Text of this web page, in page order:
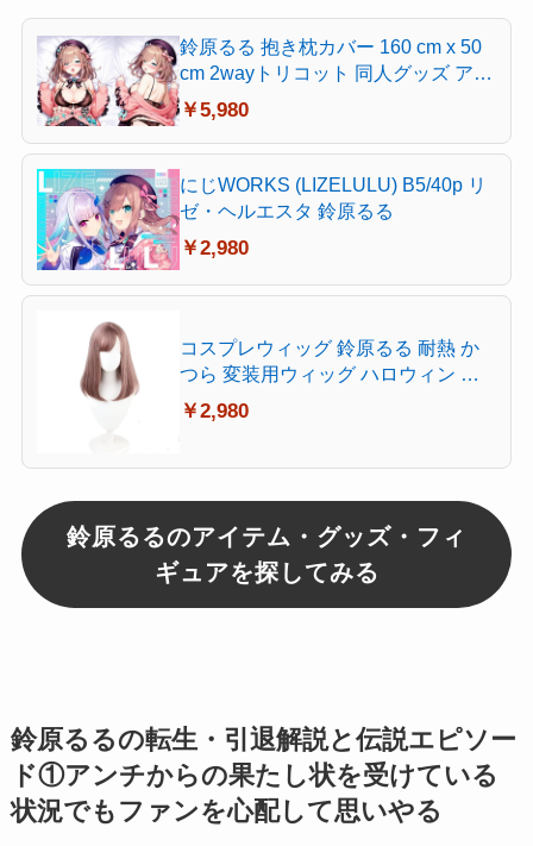
鈴原るる 抱き枕カバー 160 cm x 50
cm 2wayトリコット 同人グッズ アニ
メ [並行輸入品]
￥5,980
にじWORKS (LIZELULU) B5/40p リ
ゼ・ヘルエスタ 鈴原るる
￥2,980
コスプレウィッグ 鈴原るる 耐熱 か
つら 変装用ウィッグ ハロウィン ク
リスマス 文化祭 お祭り
￥2,980
鈴原るるのアイテム・グッズ・フィ
ギュアを探してみる
鈴原るるの転生・引退解説と伝説エピソー
ド①アンチからの果たし状を受けている
状況でもファンを心配して思いやる